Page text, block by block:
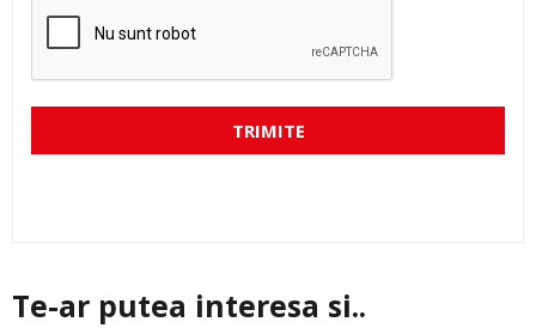
TRIMITE
Te-ar putea interesa si..